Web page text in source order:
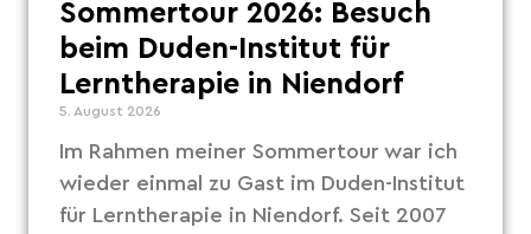
Sommertour 2026: Besuch
beim Duden-Institut für
Lerntherapie in Niendorf
5. August 2026
Im Rahmen meiner Sommertour war ich
wieder einmal zu Gast im Duden-Institut
für Lerntherapie in Niendorf. Seit 2007